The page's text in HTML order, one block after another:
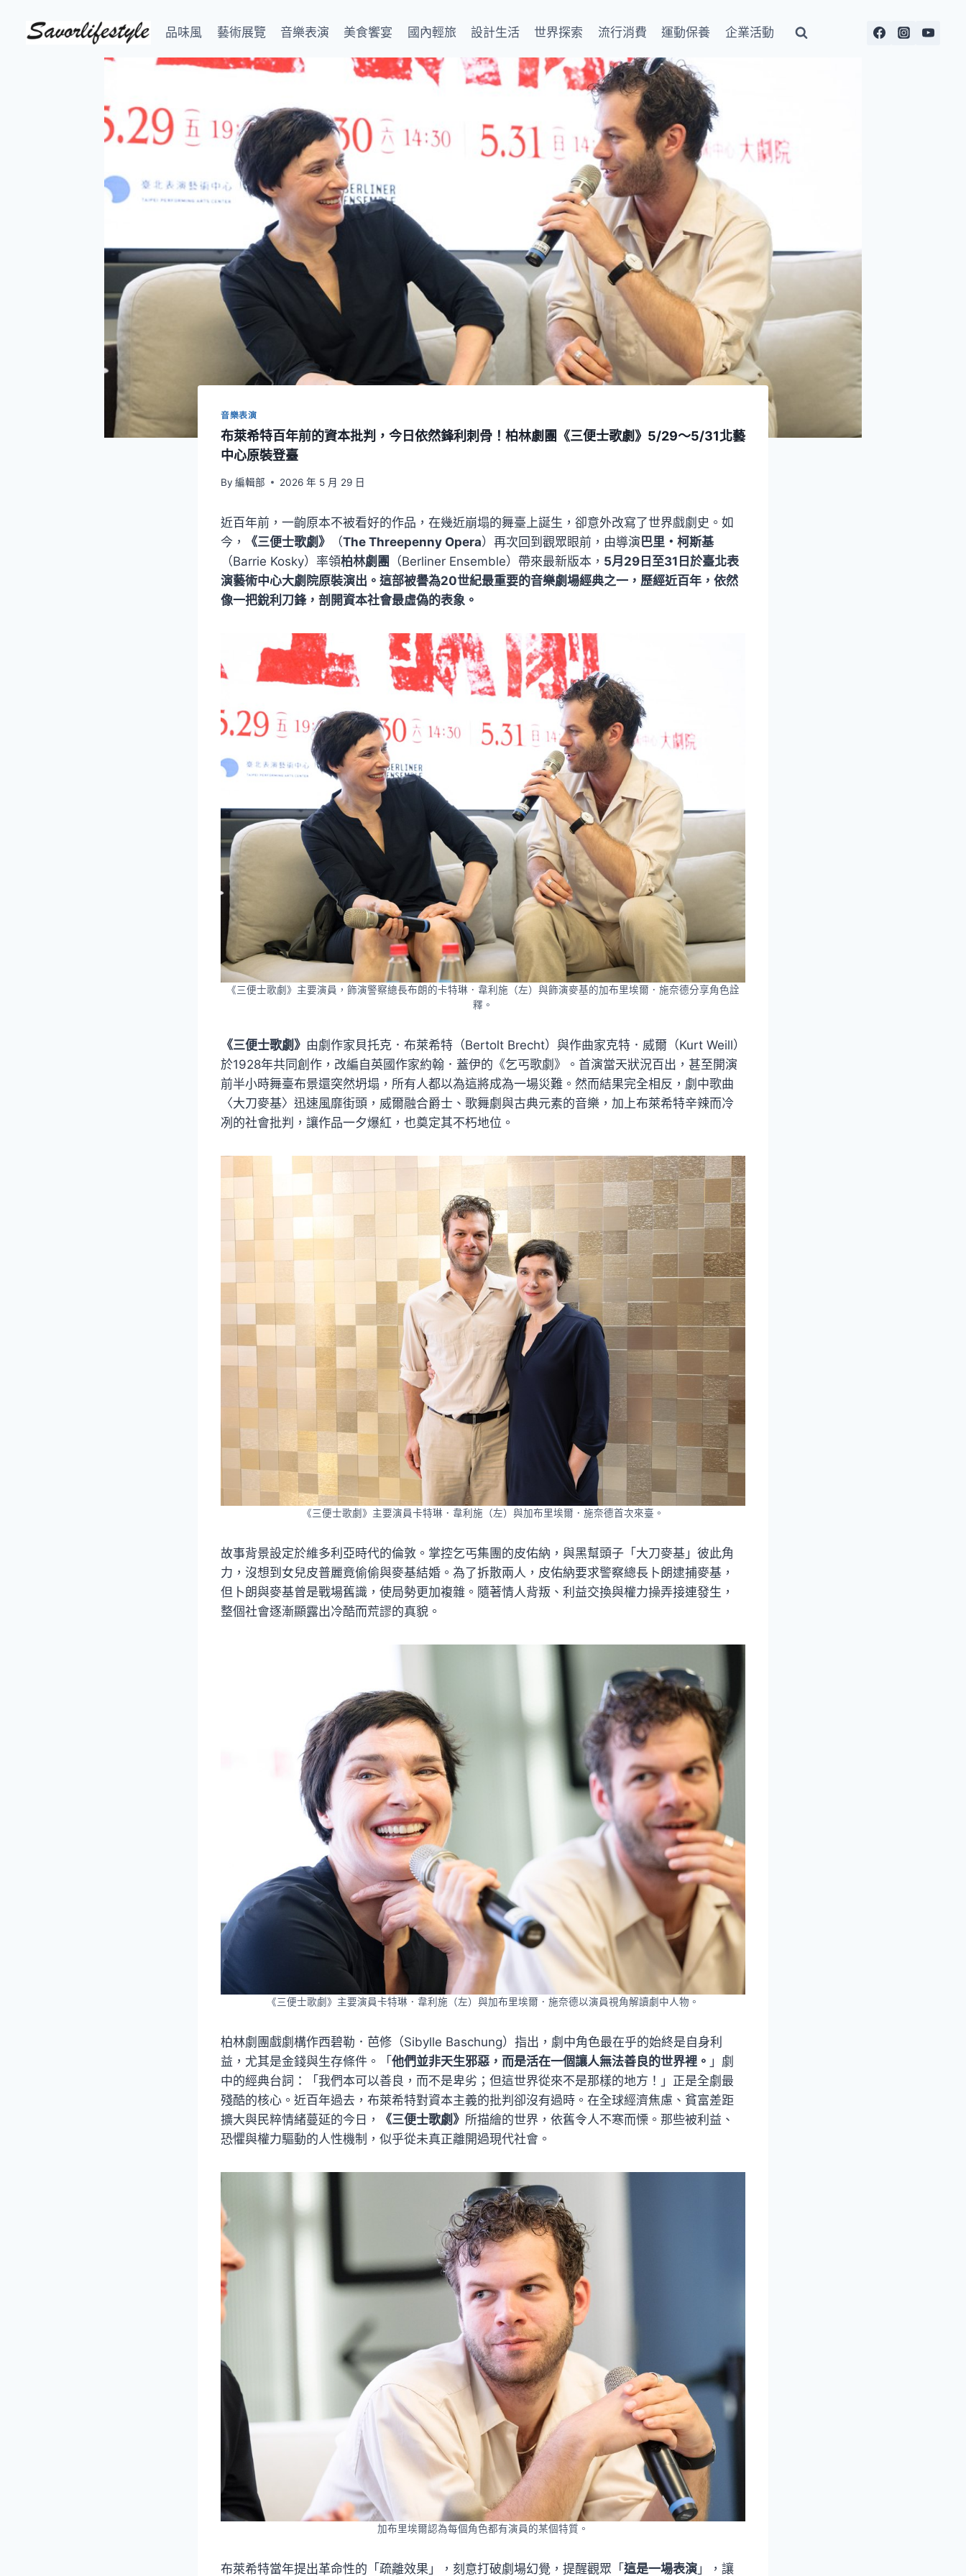
品味風 藝術展覽 音樂表演 美食饗宴 國內輕旅 設計生活 世界探索 流行消費 運動保養 企業活動
音樂表演
布萊希特百年前的資本批判，今日依然鋒利刺骨！柏林劇團《三便士歌劇》5/29～5/31北藝
中心原裝登臺
By 編輯部 2026 年 5 月 29 日
近百年前，一齣原本不被看好的作品，在幾近崩塌的舞臺上誕生，卻意外改寫了世界戲劇史。如
今，
《三便士歌劇》 （The Threepenny Opera）再次回到觀眾眼前，由導演 巴里・柯斯基
（Barrie Kosky）率領柏林劇團 （Berliner Ensemble）帶來最新版本， 5月29日至31日於臺北表
演藝術中心大劇院原裝演出。這部被譽為20世紀最重要的音樂劇場經典之一，歷經近百年，依然
像一把銳利刀鋒，剖開資本社會最虛偽的表象。
《三便士歌劇》主要演員，飾演警察總長布朗的卡特琳．韋利施（左）與飾演麥基的加布里埃爾．施奈德分享角色詮
釋。
《三便士歌劇》 由劇作家貝托克．布萊希特（Bertolt Brecht）與作曲家克特．威爾（Kurt Weill）
於1928年共同創作，改編自英國作家約翰．蓋伊的《乞丐歌劇》。首演當天狀況百出，甚至開演
前半小時舞臺布景還突然坍塌，所有人都以為這將成為一場災難。然而結果完全相反，劇中歌曲
〈大刀麥基〉迅速風靡街頭，威爾融合爵士、歌舞劇與古典元素的音樂，加上布萊希特辛辣而冷
冽的社會批判，讓作品一夕爆紅，也奠定其不朽地位。
《三便士歌劇》主要演員卡特琳．韋利施（左）與加布里埃爾．施奈德首次來臺。
故事背景設定於維多利亞時代的倫敦。掌控乞丐集團的皮佑納，與黑幫頭子「大刀麥基」彼此角
力，沒想到女兒皮普麗竟偷偷與麥基結婚。為了拆散兩人，皮佑納要求警察總長卜朗逮捕麥基，
但卜朗與麥基曾是戰場舊識，使局勢更加複雜。隨著情人背叛、利益交換與權力操弄接連發生，
整個社會逐漸顯露出冷酷而荒謬的真貌。
《三便士歌劇》主要演員卡特琳．韋利施（左）與加布里埃爾．施奈德以演員視角解讀劇中人物。
柏林劇團戲劇構作西碧勒．芭修（Sibylle Baschung）指出，劇中角色最在乎的始終是自身利
益，尤其是金錢與生存條件。「他們並非天生邪惡，而是活在一個讓人無法善良的世界裡。 」劇
中的經典台詞：「我們本可以善良，而不是卑劣；但這世界從來不是那樣的地方！」正是全劇最
殘酷的核心。近百年過去，布萊希特對資本主義的批判卻沒有過時。在全球經濟焦慮、貧富差距
擴大與民粹情緒蔓延的今日，
《三便士歌劇》 所描繪的世界，依舊令人不寒而慄。那些被利益、
恐懼與權力驅動的人性機制，似乎從未真正離開過現代社會。
加布里埃爾認為每個角色都有演員的某個特質。
布萊希特當年提出革命性的「疏離效果」，刻意打破劇場幻覺，提醒觀眾「 這是一場表演 」，讓